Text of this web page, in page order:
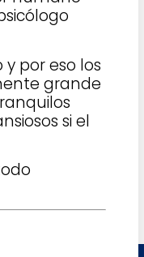
por eso los
grande
si el